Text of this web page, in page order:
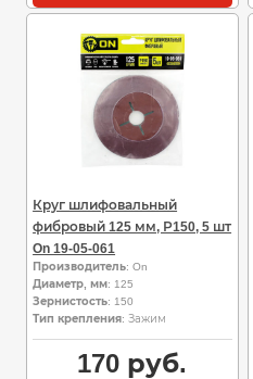
Круг шлифовальный
фибровый 125 мм, Р150, 5 шт
On 19-05-061
Производитель: On
Диаметр, мм: 125
Зернистость: 150
Тип крепления: Зажим
170 руб.